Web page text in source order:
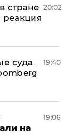
стране
реакция
20:02
суда,
19:40
на
19:06